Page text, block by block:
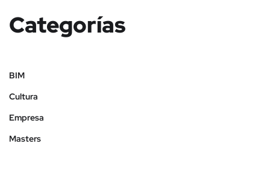
Categorías
BIM
Cultura
Empresa
Masters